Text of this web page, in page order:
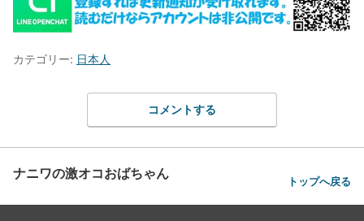
カテゴリー: 日本人
コメントする
ナニワの激オコおばちゃん トップへ戻る